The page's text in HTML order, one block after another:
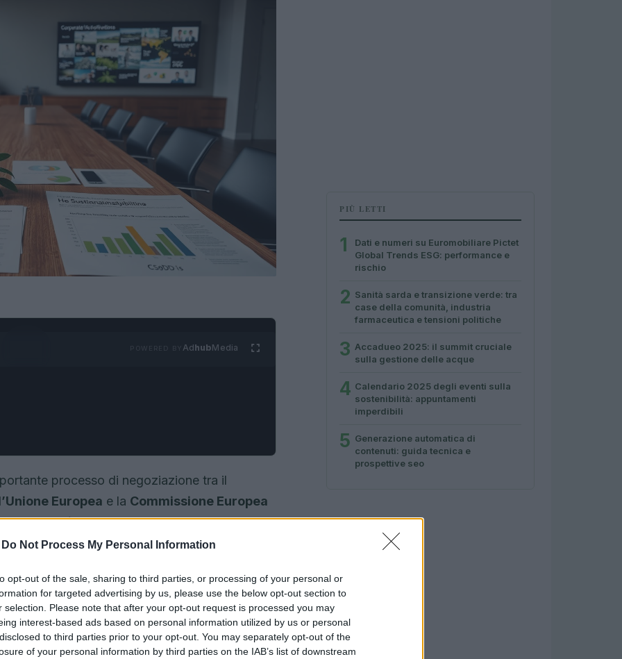
Do Not Process My Personal Information
opt-out of the sale, sharing to third parties, or processing of your personal or
for targeted advertising by us, please use the below opt-out section to
selection. Please note that after your opt-out request is processed you may
interest-based ads based on personal information utilized by us or personal
to third parties prior to your opt-out. You may separately opt-out of the
of your personal information by third parties on the IAB’s list of downstream
AdhubMedia
processo di negoziazione tra il
Europea e la Commissione Europea
comeOmnibus I. Questo pacchetto si propone
Sustainability Reporting Directive (CSRD)
Directive (CSDDD)
sostenibilità e per il rispetto dei diritti umani e
PIÙ LETTI
1
Dati e numeri su Euromobiliare Pictet
Global Trends ESG: performance e
rischio
2 Sanità sarda e transizione verde: tra
case della comunità, industria
farmaceutica e tensioni politiche
3 Accadueo 2025: il summit cruciale
sulla gestione delle acque
4 Calendario 2025 degli eventi sulla
sostenibilità: appuntamenti
imperdibili
5 Generazione automatica di
contenuti: guida tecnica e
prospettive seo